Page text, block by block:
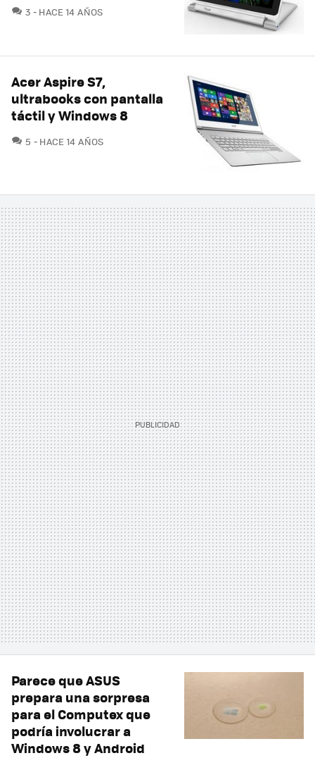
3 COMENTARIOS
HACE 14 AÑOS
Acer Aspire S7,
ultrabooks con pantalla
táctil y Windows 8
5 COMENTARIOS
HACE 14 AÑOS
Parece que ASUS
prepara una sorpresa
para el Computex que
podría involucrar a
Windows 8 y Android